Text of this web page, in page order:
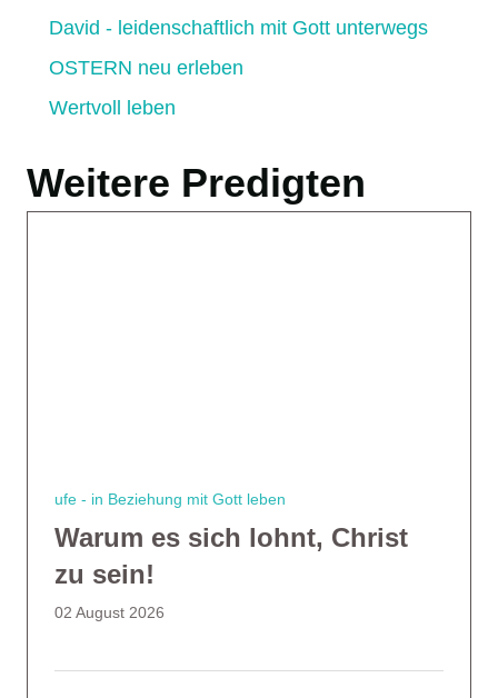
David - leidenschaftlich mit Gott unterwegs
OSTERN neu erleben
Wertvoll leben
Weitere Predigten
ufe - in Beziehung mit Gott leben
Warum es sich lohnt, Christ
zu sein!
02 August 2026